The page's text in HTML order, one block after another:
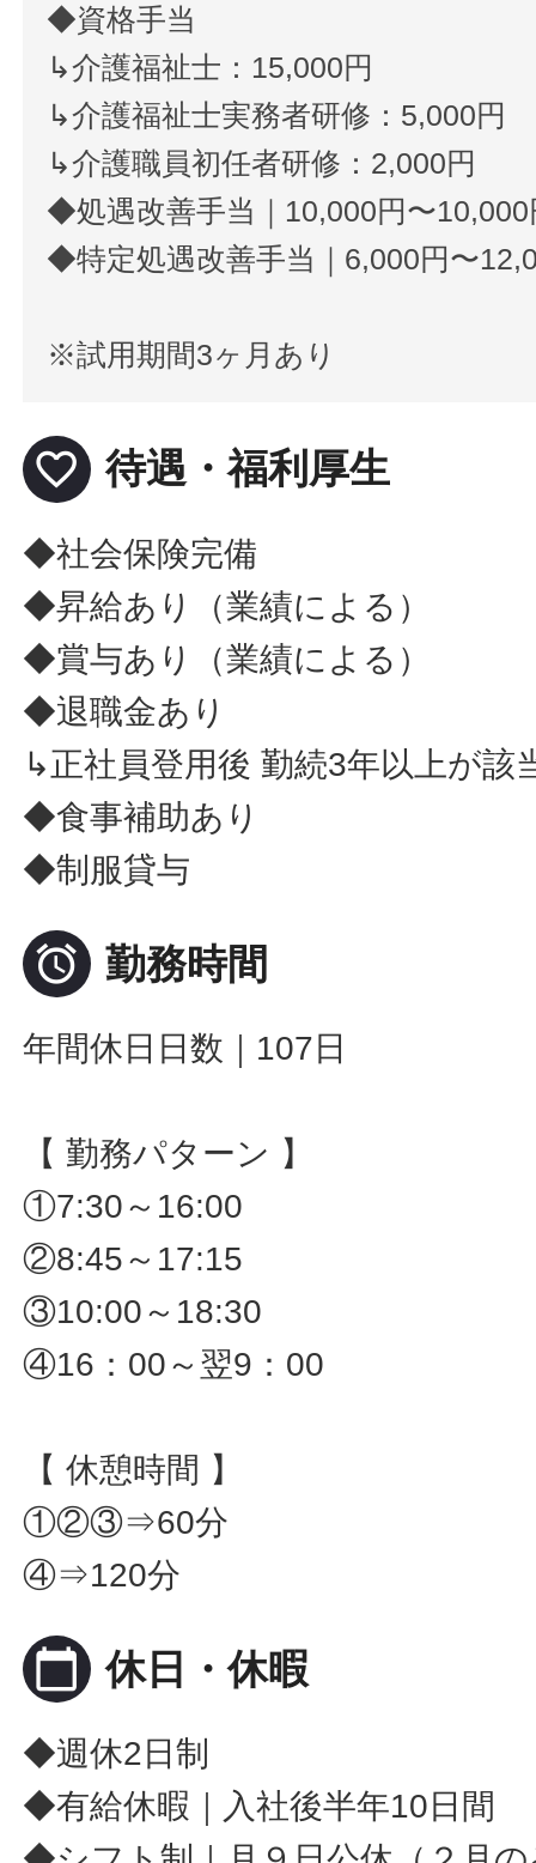
◆資格手当
↳介護福祉士：15,000円
↳介護福祉士実務者研修：5,000円
↳介護職員初任者研修：2,000円
◆処遇改善手当｜10,000円〜10,000
◆特定処遇改善手当｜6,000円〜
※試用期間3ヶ月あり
favorite_border 待遇・福利厚生
◆社会保険完備
◆昇給あり（業績による）
◆賞与あり（業績による）
◆退職金あり
↳正社員登用後 勤続3年以上が該
◆食事補助あり
◆制服貸与
 勤務時間
年間休日日数｜107日
【 勤務パターン 】
①7:30～16:00
②8:45～17:15
③10:00～18:30
④16：00～翌9：00
【 休憩時間 】
①②③⇒60分
④⇒120分
calendar_today 休日・休暇
◆週休2日制
◆有給休暇｜入社後半年10日間